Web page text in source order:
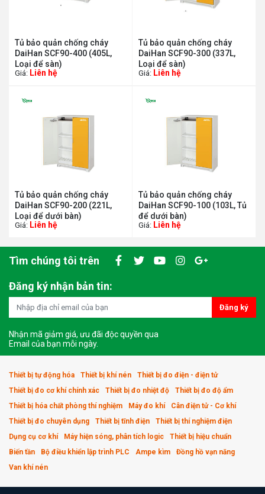
Tủ bảo quản chống cháy
DaiHan SCF90-400 (405L,
Loại để sàn)
Giá: Liên hệ
Tủ bảo quản chống cháy
DaiHan SCF90-300 (337L,
Loại để sàn)
Giá: Liên hệ
Tủ bảo quản chống cháy
DaiHan SCF90-200 (221L,
Loại để dưới bàn)
Giá: Liên hệ
Tủ bảo quản chống cháy
DaiHan SCF90-100 (103L, Tủ
để dưới bàn)
Giá: Liên hệ
Tìm chúng tôi trên
Đăng ký nhận bản tin:
Đăng ký
Nhận mã giảm giá, ưu đãi độc quyền qua
Email của bạn mỗi ngày.
Thiết bị tự động hóa Thiết bị khí nén
Thiết bị đo điện - điện tử
Thiết bị đo cơ khí chính xác
Thiết bị đo nhiệt độ
Thiết bị đo độ ẩm
Thiết bị hóa chất phòng thí nghiệm
Máy đo khí
Cân điện tử - Cơ khí
Thiết bị đo chuyên dụng
Thiết bị tĩnh điện
Thiết bị thí nghiệm điện
Dụng cụ cơ khí
Máy hiện sóng, phân tích logic
Thiết bị hiệu chuẩn
Biến tần
Bộ điều khiển lập trình PLC Ampe kìm
Đồng hồ vạn năng
Van khí nén